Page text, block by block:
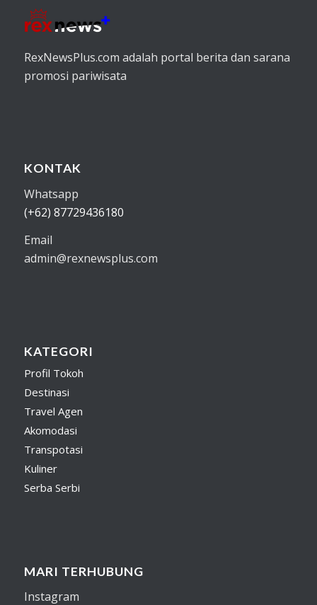
RexNewsPlus.com adalah portal berita dan sarana
promosi pariwisata
KONTAK
Whatsapp
(+62) 87729436180
Email
admin@rexnewsplus.com
KATEGORI
Profil Tokoh
Destinasi
Travel Agen
Akomodasi
Transpotasi
Kuliner
Serba Serbi
MARI TERHUBUNG
Instagram